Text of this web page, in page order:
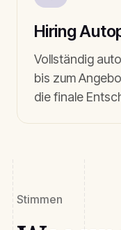
Hiring
Vollständig
bis zum
die finale
Stimmen